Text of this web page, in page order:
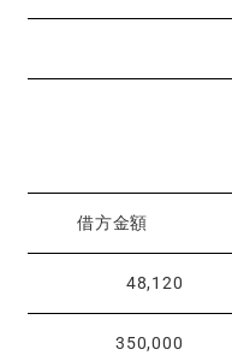
借方金額
48,120
350,000